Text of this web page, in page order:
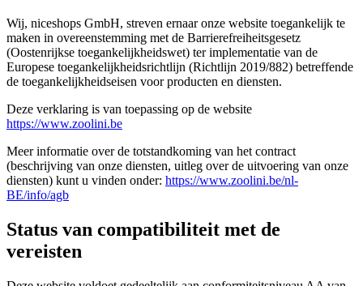
Wij, niceshops GmbH, streven ernaar onze website toegankelijk te
maken in overeenstemming met de Barrierefreiheitsgesetz
(Oostenrijkse toegankelijkheidswet) ter implementatie van de
Europese toegankelijkheidsrichtlijn (Richtlijn 2019/882) betreffende
de toegankelijkheidseisen voor producten en diensten.
Deze verklaring is van toepassing op de website
https://www.zoolini.be
Meer informatie over de totstandkoming van het contract
(beschrijving van onze diensten, uitleg over de uitvoering van onze
diensten) kunt u vinden onder: https://www.zoolini.be/nl-
BE/info/agb
Status van compatibiliteit met de
vereisten